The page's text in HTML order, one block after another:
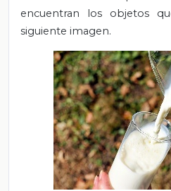
encuentran los objetos
siguiente imagen.